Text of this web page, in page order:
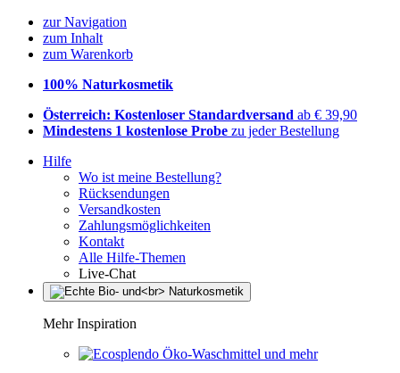
zur Navigation
zum Inhalt
zum Warenkorb
100% Naturkosmetik
Österreich: Kostenloser Standardversand ab € 39,90
Mindestens 1 kostenlose Probe zu jeder Bestellung
Hilfe
Wo ist meine Bestellung?
Rücksendungen
Versandkosten
Zahlungsmöglichkeiten
Kontakt
Alle Hilfe-Themen
Live-Chat
Mehr Inspiration
Öko-Waschmittel und mehr